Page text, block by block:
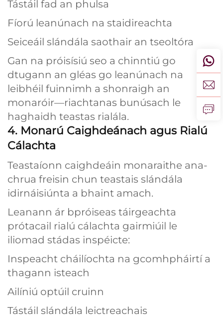
Tástáil fad an phulsa
Fíorú leanúnach na staidireachta
Seiceáil slándála saothair an tseoltóra
Gan na próisísiú seo a chinntiú go
dtugann an gléas go leanúnach na
leibhéil fuinnimh a shonraigh an
monaróir—riachtanas bunúsach le
haghaidh teastas rialála.
4. Monarú Caighdeánach agus Rialú
Cálachta
Teastaíonn caighdeáin monaraithe ana-
chrua freisin chun teastais slándála
idirnáisiúnta a bhaint amach.
Leanann ár bpróiseas táirgeachta
prótacail rialú cálachta gairmiúil le
iliomad stádas inspéicte:
Inspeacht cháilíochta na gcomhpháirtí a
thagann isteach
Ailíniú optúil cruinn
Tástáil slándála leictreachais